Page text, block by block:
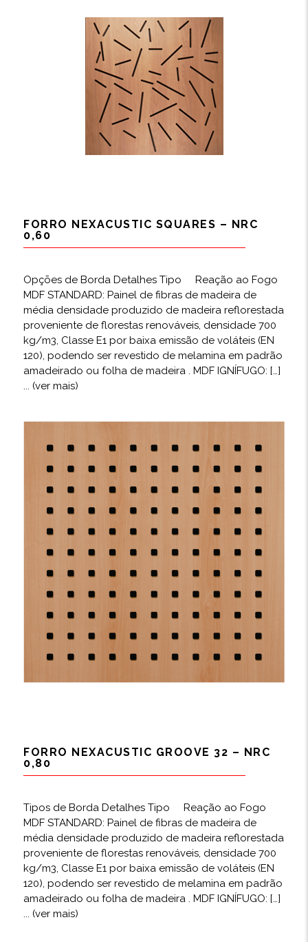
FORRO NEXACUSTIC SQUARES – NRC
0,60
Opções de Borda Detalhes Tipo Reação ao Fogo
MDF STANDARD: Painel de fibras de madeira de
média densidade produzido de madeira reflorestada
proveniente de florestas renováveis, densidade 700
kg/m3, Classe E1 por baixa emissão de voláteis (EN
120), podendo ser revestido de melamina em padrão
amadeirado ou folha de madeira . MDF IGNÍFUGO: […]
... (ver mais)
FORRO NEXACUSTIC GROOVE 32 – NRC
0,80
Tipos de Borda Detalhes Tipo Reação ao Fogo
MDF STANDARD: Painel de fibras de madeira de
média densidade produzido de madeira reflorestada
proveniente de florestas renováveis, densidade 700
kg/m3, Classe E1 por baixa emissão de voláteis (EN
120), podendo ser revestido de melamina em padrão
amadeirado ou folha de madeira . MDF IGNÍFUGO: […]
... (ver mais)